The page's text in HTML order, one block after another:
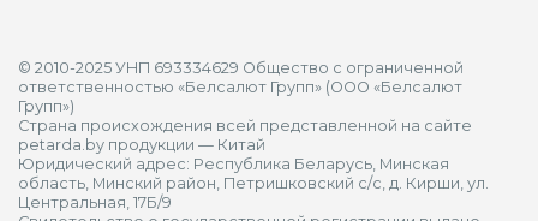
© 2010-2025 УНП 693334629 Общество с ограниченной
ответственностью «Белсалют Групп» (ООО «Белсалют
Групп»)
Страна происхождения всей представленной на сайте
petarda.by продукции — Китай
Юридический адрес: Республика Беларусь, Минская
область, Минский район, Петришковский с/с, д. Кирши, ул.
Центральная, 17Б/9